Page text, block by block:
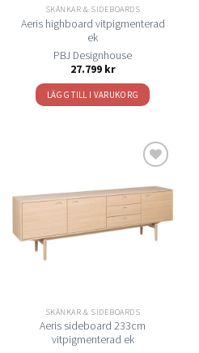
SKÄNKAR & SIDEBOARDS
Aeris highboard vitpigmenterad
ek
PBJ Designhouse
27.799 kr
LÄGG TILL I VARUKORG
Lägg
till i
önskelistan
SKÄNKAR & SIDEBOARDS
Aeris sideboard 233cm
vitpigmenterad ek